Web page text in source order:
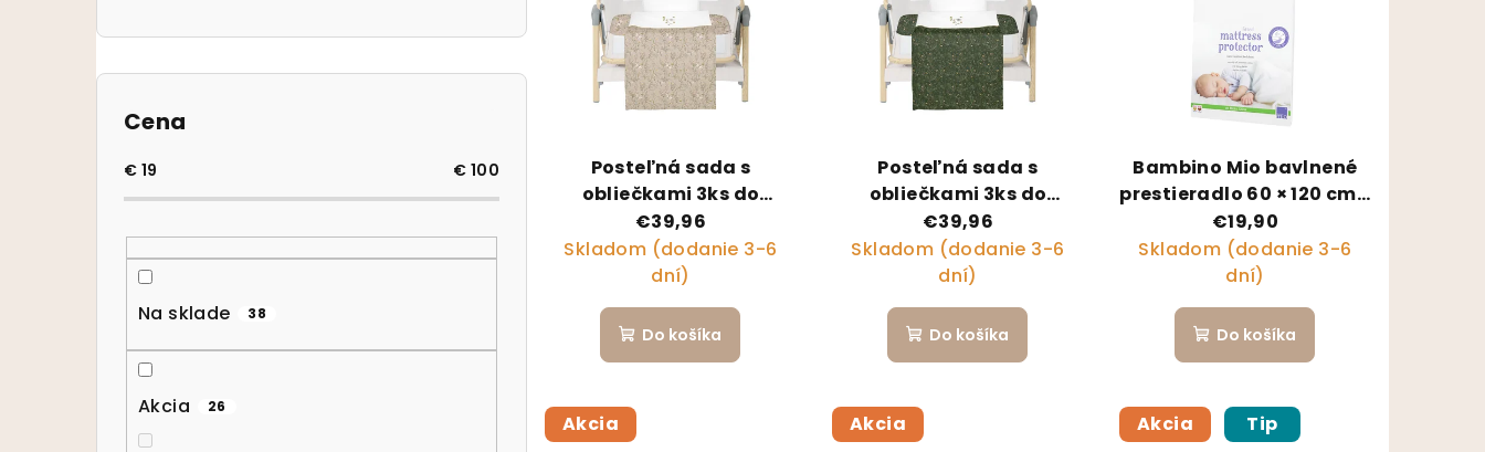
Bočný panel
Cena
€ 19 € 100
Na sklade 38
Akcia 26
Posteľná sada s
obliečkami 3ks do
postieľky 50x85 cm
Secret Garden Beige
€39,96
Skladom (dodanie 3-6
dní)
Do košíka
Posteľná sada s
obliečkami 3ks do
postieľky 50x85 cm
Secret Garden Green
€39,96
Skladom (dodanie 3-6
dní)
Do košíka
Bambino Mio bavlnené
prestieradlo 60 × 120 cm s
membránou
€19,90
Skladom (dodanie 3-6
dní)
Do košíka
Akcia Akcia Akcia Tip